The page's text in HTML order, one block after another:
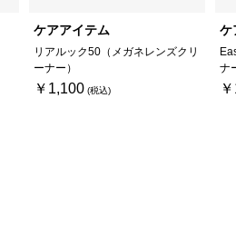
ケアアイテム
リアルック50（メガネレンズクリ
ーナー）
￥1,100
ケ
ナ